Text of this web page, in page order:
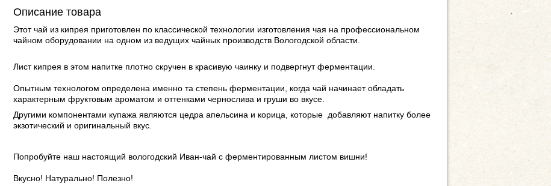
Описание товара
Этот чай из кипрея приготовлен по классической технологии изготовления чая на профессиональном
чайном оборудовании на одном из ведущих чайных производств Вологодской области.
Лист кипрея в этом напитке плотно скручен в красивую чаинку и подвергнут ферментации.
Опытным технологом определена именно та степень ферментации, когда чай начинает обладать
характерным фруктовым ароматом и оттенками чернослива и груши во вкусе.
Другими компонентами купажа являются цедра апельсина и корица, которые добавляют напитку более
экзотический и оригинальный вкус.
Попробуйте наш настоящий вологодский Иван-чай с ферментированным листом вишни!
Вкусно! Натурально! Полезно!